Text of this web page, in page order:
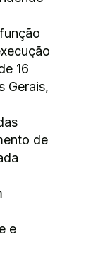
16
Gerais,
de
e